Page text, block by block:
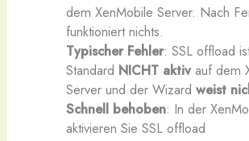
dem XenMobile Server. Nach
funktioniert nichts.
Typischer Fehler: SSL offload
Standard NICHT aktivauf dem
Server und der Wizardweist
Schnell behoben: In der
aktivieren Sie SSL offload